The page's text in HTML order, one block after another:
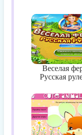
Веселая
Русская